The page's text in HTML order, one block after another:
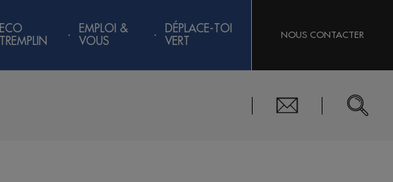
ECO
TREMPLIN
EMPLOI &
VOUS
DÉPLACE-TOI
VERT
NOUS CONTACTER